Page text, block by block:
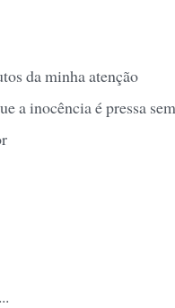
da minha atenção
a inocência é pressa